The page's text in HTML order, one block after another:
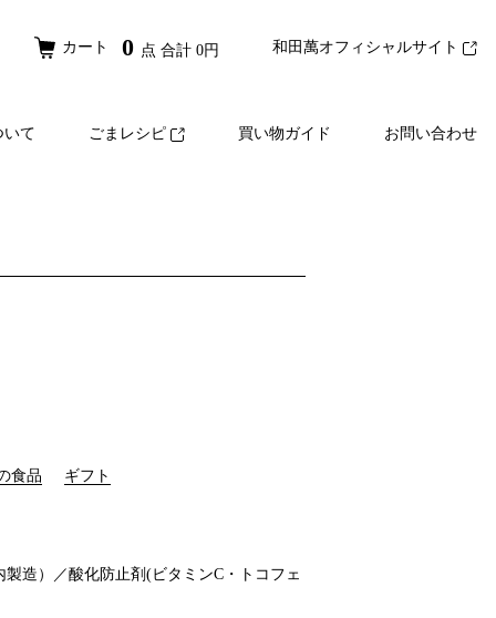
カート 0 点 合計 0円 和田萬オフィシャルサイト
いて ごまレシピ 買い物ガイド お問い合わせ
食品 ギフト
造）／酸化防止剤(ビタミンC・トコフェ